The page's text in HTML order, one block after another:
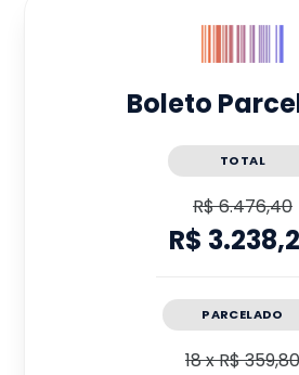
Boleto
TOTAL
R$ 6.476,40
R$
PARCELADO
18xR$ 359,80